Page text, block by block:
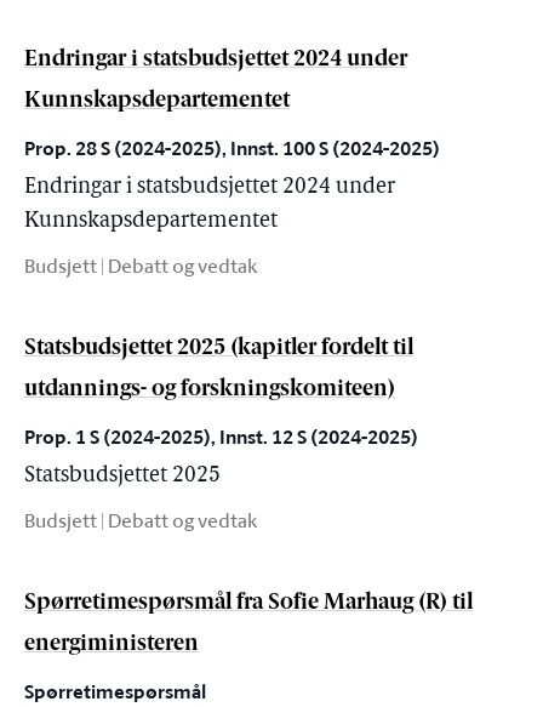
Endringar i statsbudsjettet 2024 under
Kunnskapsdepartementet
Prop. 28 S (2024-2025), Innst. 100 S (2024-2025)
Endringar i statsbudsjettet 2024 under
Kunnskapsdepartementet
Budsjett | Debatt og vedtak
Statsbudsjettet 2025 (kapitler fordelt til
utdannings- og forskningskomiteen)
Prop. 1 S (2024-2025), Innst. 12 S (2024-2025)
Statsbudsjettet 2025
Budsjett | Debatt og vedtak
Spørretimespørsmål fra Sofie Marhaug (R) til
energiministeren
Spørretimespørsmål